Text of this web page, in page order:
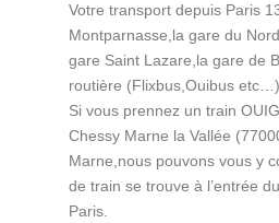
Votre transport depuis Paris
Montparnasse,la gare du
gare Saint Lazare,la gare de
routière (Flixbus,Ouibus etc…).
Si vous prennez un train
Chessy Marne la Vallée
Marne,nous pouvons vous y
de train se trouve à l’entrée
Paris.